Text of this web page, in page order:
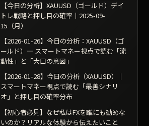
【今日の分析】XAUUSD（ゴールド）デイ
トレ戦略と押し目の確率｜2025-09-
15（月）
【2026-01-26】今日の分析：XAUUSD（ゴ
ールド）— スマートマネー視点で読む「流
動性」と「大口の意図」
【2026-01-28】今日の分析（XAUUSD）｜
スマートマネー視点で読む「最善シナリ
オ」と押し目の確率分布
【初心者必見】なぜ私はFXを誰にも勧めな
いのか？リアルな体験から伝えたいこと